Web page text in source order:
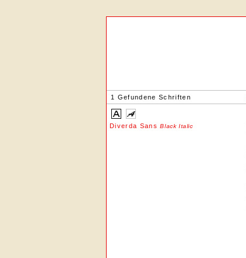
1 Gefundene Schriften
Diverda SansBlack Italic